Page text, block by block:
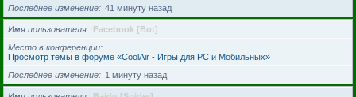
Последнее изменение
41 минуту назад
Имя пользователя
Facebook [Bot]
Место в конференции
Просмотр темы в форуме «CoolAir - Игры для PC и Мобильных»
Последнее изменение
1 минуту назад